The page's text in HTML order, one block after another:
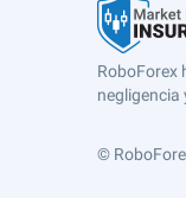
RoboForex
negligencia
©